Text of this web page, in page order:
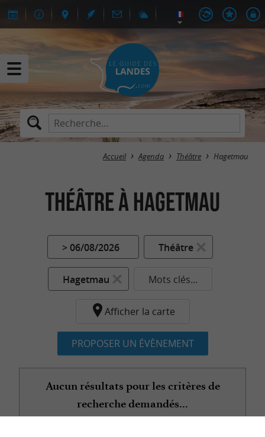
Accueil Agenda Théâtre Hagetmau
Théâtre à Hagetmau
> 06/08/2026 Théâtre
Hagetmau Mots clés...
Afficher la carte
PROPOSER UN ÉVÈNEMENT
Aucun résultats pour les critères de
recherche demandés...